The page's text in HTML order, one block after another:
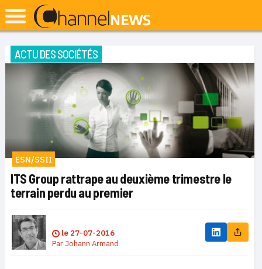
ACTU DES SOCIÉTÉS
ESN/SSII
ITS Group rattrape au deuxième trimestre le
terrain perdu au premier
le 27-07-2016
Par Johann Armand